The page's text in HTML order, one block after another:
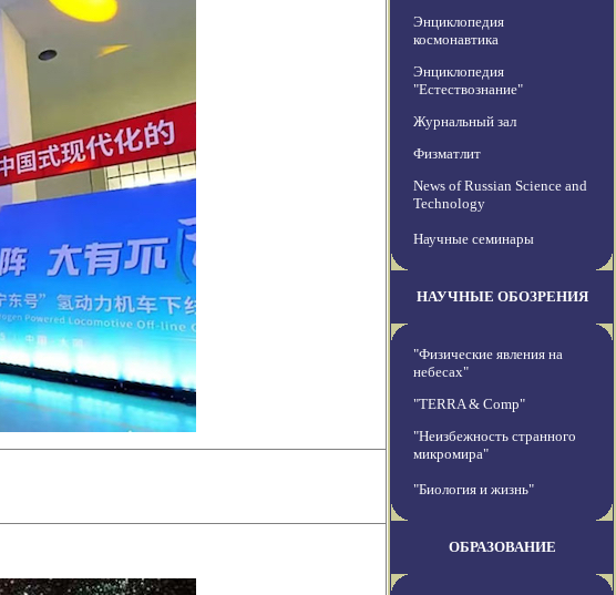
Энциклопедия
космонавтика
Энциклопедия
"Естествознание"
Журнальный зал
Физматлит
News of Russian Science and
Technology
Научные семинары
НАУЧНЫЕ ОБОЗРЕНИЯ
"Физические явления на
небесах"
"TERRA & Comp"
"Неизбежность странного
микромира"
"Биология и жизнь"
ОБРАЗОВАНИЕ